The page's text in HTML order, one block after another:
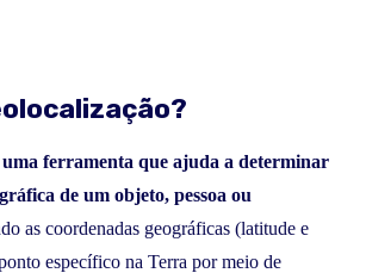
uma ferramenta que ajuda a determinar
de um objeto, pessoa ou
as coordenadas geográficas (latitude e
específico na Terra por meio de